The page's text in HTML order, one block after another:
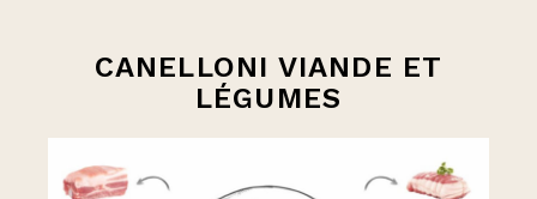
CANELLONI VIANDE ET
LÉGUMES